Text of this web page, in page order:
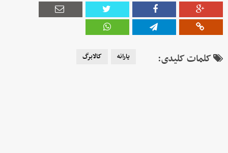
کلمات کلیدی: یارانه کالابرگ